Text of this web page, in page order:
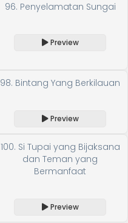
96. Penyelamatan Sungai
Preview
98. Bintang Yang Berkilauan
Preview
100. Si Tupai yang Bijaksana
dan Teman yang
Bermanfaat
Preview